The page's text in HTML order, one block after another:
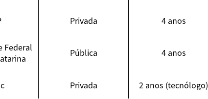
Privada 4 anos
Federal
Pública 4 anos
Privada 2 anos (tecnólogo)